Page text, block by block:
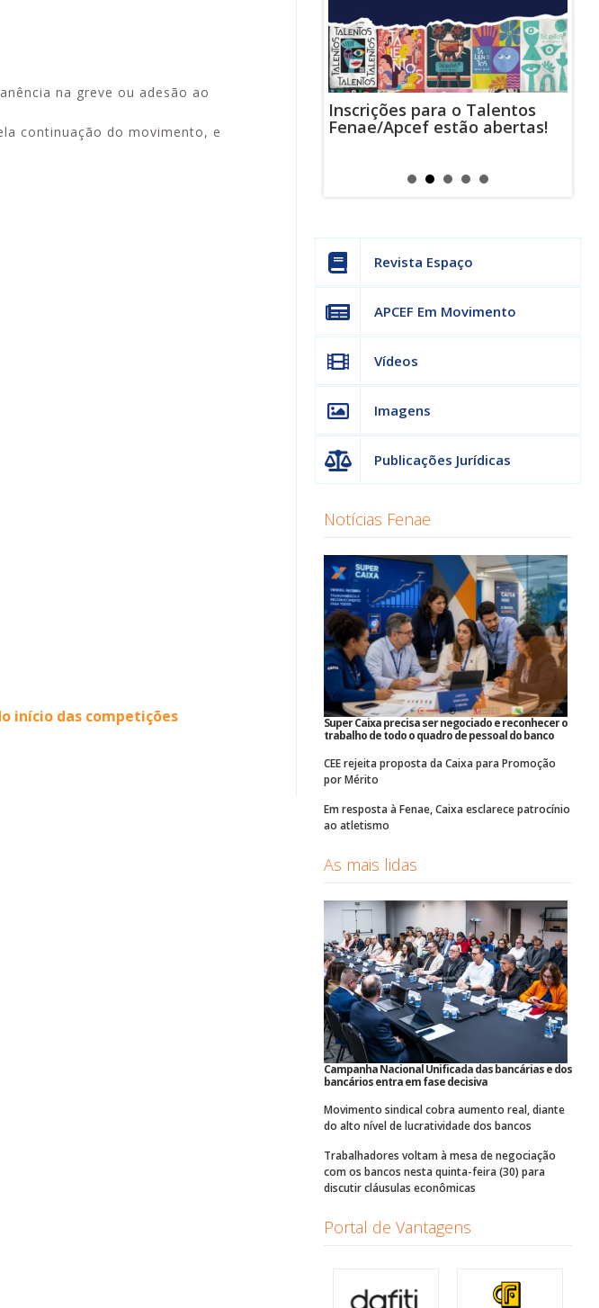
na greve ou adesão ao
continuação do movimento, e
início das competições
da Apcef
em saúdeWhatsApp e e-mail para
enviar falsas mensagens
Inscrições para o Talentos
Fenae/Apcef estão abertas!
Revista Espaço
APCEF Em Movimento
Vídeos
Imagens
Publicações Jurídicas
Notícias Fenae
Super Caixa precisa ser negociado e reconhecer o
trabalho de todo o quadro de pessoal do banco
CEE rejeita proposta da Caixa para Promoção
por Mérito
Em resposta à Fenae, Caixa esclarece patrocínio
ao atletismo
As mais lidas
Campanha Nacional Unificada das bancárias e dos
bancários entra em fase decisiva
Movimento sindical cobra aumento real, diante
do alto nível de lucratividade dos bancos
Trabalhadores voltam à mesa de negociação
com os bancos nesta quinta-feira (30) para
discutir cláusulas econômicas
Portal de Vantagens